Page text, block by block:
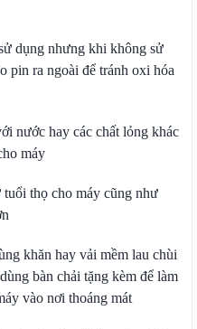
dụng nhưng khi không sử
pin ra ngoài để tránh oxi hóa
nước hay các chất lỏng khác
máy
thọ cho máy cũng như
khăn hay vải mềm lau chùi
bàn chải tặng kèm để làm
vào nơi thoáng mát